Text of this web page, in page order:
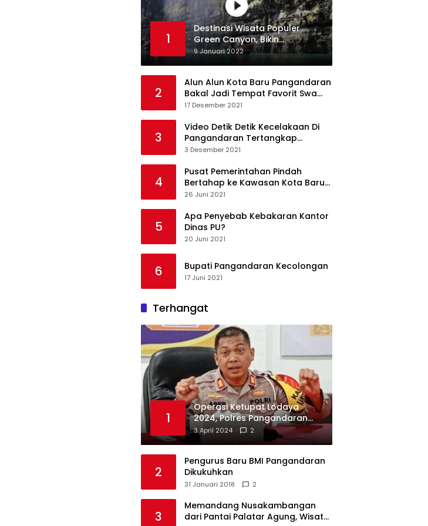
1
Destinasi Wisata Populer
Green Canyon, Bikin
Ketagihan Wisatawan
9 Januari 2022
2
Alun Alun Kota Baru Pangandaran
Bakal Jadi Tempat Favorit Swa
Foto Selfie
17 Desember 2021
3
Video Detik Detik Kecelakaan Di
Pangandaran Tertangkap
Kamera Handphone
3 Desember 2021
4
Pusat Pemerintahan Pindah
Bertahap ke Kawasan Kota Baru
Pangandaran
26 Juni 2021
5
Apa Penyebab Kebakaran Kantor
Dinas PU?
20 Juni 2021
6 Bupati Pangandaran Kecolongan
17 Juni 2021
Terhangat
1
Operasi Ketupat Lodaya
2024, Polres Pangandaran
Dirikan 12 Pos Pengamanan
3 April 2024 2
2
Pengurus Baru BMI Pangandaran
Dikukuhkan
31 Januari 2018 2
3
Memandang Nusakambangan
dari Pantai Palatar Agung, Wisata